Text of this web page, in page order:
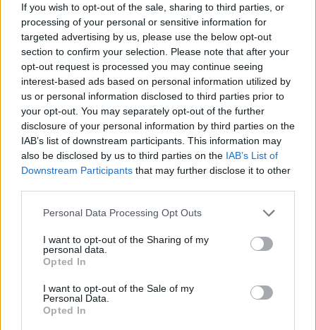
If you wish to opt-out of the sale, sharing to third parties, or
processing of your personal or sensitive information for
targeted advertising by us, please use the below opt-out
section to confirm your selection. Please note that after your
opt-out request is processed you may continue seeing
interest-based ads based on personal information utilized by
us or personal information disclosed to third parties prior to
your opt-out. You may separately opt-out of the further
disclosure of your personal information by third parties on the
IAB’s list of downstream participants. This information may
also be disclosed by us to third parties on the IAB’s List of
Downstream Participants that may further disclose it to other
Personal Data Processing Opt Outs
I want to opt-out of the Sharing of my
personal data.
Opted In
I want to opt-out of the Sale of my
Personal Data.
Opted In
2026. augusztus 07., péntek
Viharokra figyelmeztetnek Csík- és
Udvarhelyszéken